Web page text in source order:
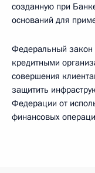
созданную при
оснований для
Федеральный закон
кредитными
совершения
защитить
Федерации от
финансовых